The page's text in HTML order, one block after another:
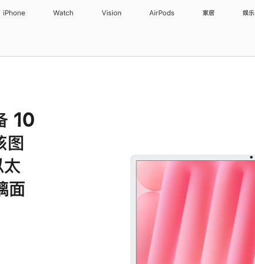
iPhone Watch Vision AirPods 家居 娱乐
10
图
面